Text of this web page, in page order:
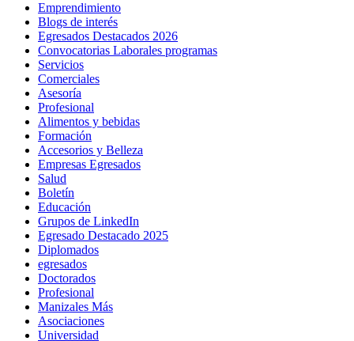
Emprendimiento
Blogs de interés
Egresados Destacados 2026
Convocatorias Laborales programas
Servicios
Comerciales
Asesoría
Profesional
Alimentos y bebidas
Formación
Accesorios y Belleza
Empresas Egresados
Salud
Boletín
Educación
Grupos de LinkedIn
Egresado Destacado 2025
Diplomados
egresados
Doctorados
Profesional
Manizales Más
Asociaciones
Universidad